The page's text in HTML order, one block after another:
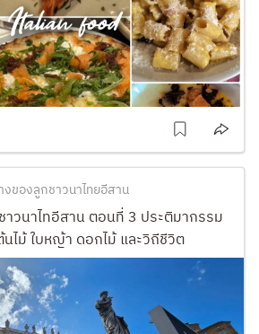
งของลูกชาวนาไทยอีสาน
าวนาไทอีสาน ตอนที่ 3 ประติมากรรม
จิตรกรรม ท้องฟ้า ต้นไม้ ใบหญ้า ดอกไม้ และวิถีชีวิต